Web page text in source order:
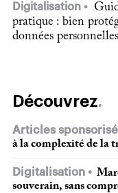
Digitalisation
pratique : bien
données personnelles
Découvrez
Articles
à la complexité de la
Digitalisation
souverain, sans